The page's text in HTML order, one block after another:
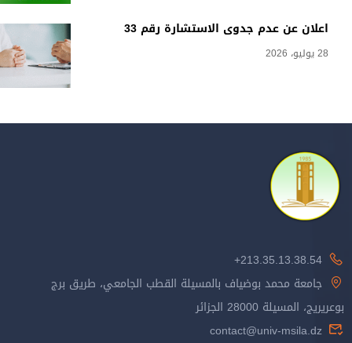
اعلان عن عدم جدوى الاستشارة رقم 33
28 يوليو، 2026
213.35.13.38.54+
جامعة محمد بوضياف بالمسيلة القطب الجامعي، طريق برج
بوعريريج، المسيلة 28000 الجزائر
contact@univ-msila.dz